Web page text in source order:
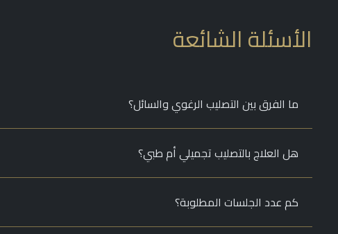
الأسئلة الشائعة
ما الفرق بين التصليب الرغوي والسائل؟
هل العلاج بالتصليب تجميلي أم طبي؟
كم عدد الجلسات المطلوبة؟